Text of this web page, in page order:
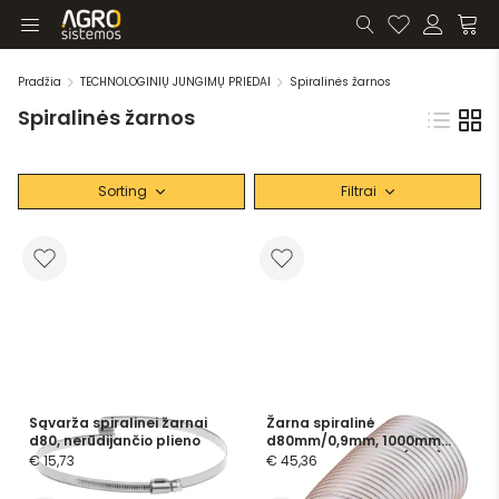
Pradžia TECHNOLOGINIŲ JUNGIMŲ PRIEDAI Spiralinės žarnos
Spiralinės žarnos
Sorting Filtrai
Sąvarža spiralinei žarnai
d80, nerūdijančio plieno
€ 15,73
Žarna spiralinė
d80mm/0,9mm, 1000mm
ilgis, poliuretaninė (PUR),
€ 45,36